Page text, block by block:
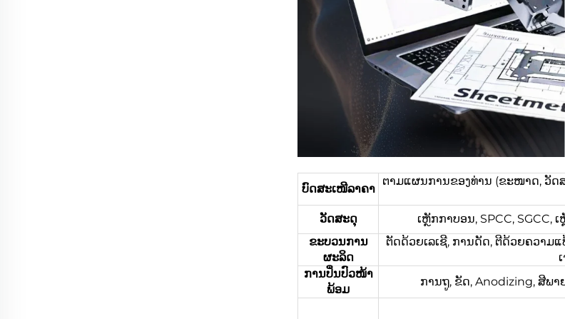
ບົດສະເໜີລາຄາ
ຕາມແຜນການຂອງທ່ານ (ຂະໜາດ, ວັດ
ວັດສະດຸ
ເຫຼັກກາບອນ, SPCC, SGCC,
ຂະບວນການ
ຜະລິດ
ຕັດດ້ວຍເລເຊີ, ການດັດ, ຕີດ້ວຍຄວາມແ
ການປິ່ນປົວໜ້າ
ພ້ອມ
ການຖູ, ຂັດ, Anodizing, ສີພ